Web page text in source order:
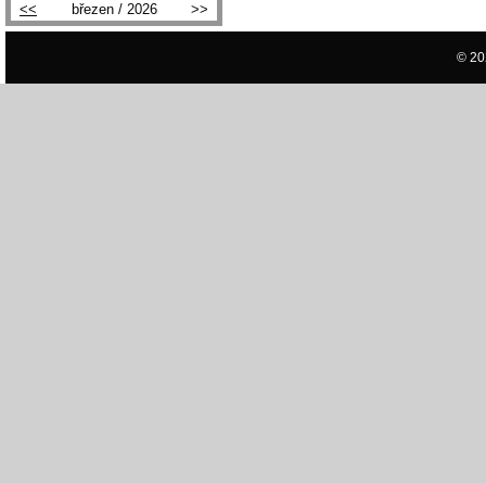
<<
březen / 2026 >>
©